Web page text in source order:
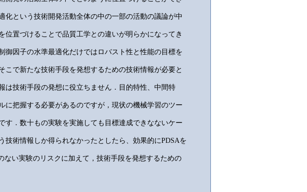
化という技術開発活動全体の中の一部の活動の議論が中
置づけることで品質工学との違いが明らかになってき
御因子の水準最適化だけではロバスト性と性能の目標を
こで新たな技術手段を発想するための技術情報が必要と
は技術手段の発想に役立ちません．目的特性、中間特
に把握する必要があるのですが，現状の機械学習のツー
す．数十もの実験を実施しても目標達成できなないケー
技術情報しか得られなかったとしたら、効果的にPDSAを
ない実験のリスクに加えて，技術手段を発想するための